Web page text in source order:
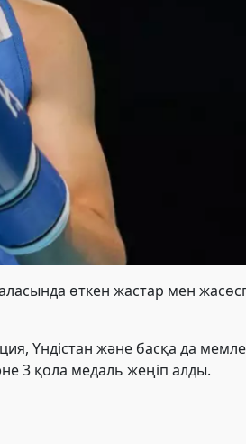
өткен жастар мен
Үндістан және басқа да
3 қола медаль жеңіп алды.